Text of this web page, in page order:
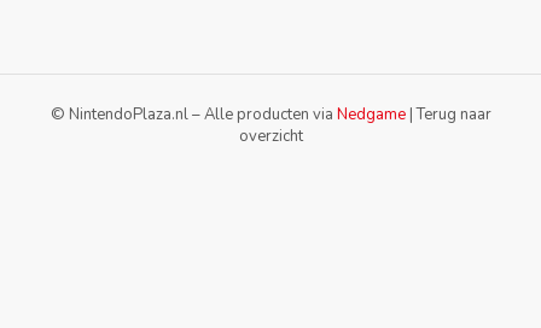
© NintendoPlaza.nl – Alle producten via Nedgame|Terug naar
overzicht